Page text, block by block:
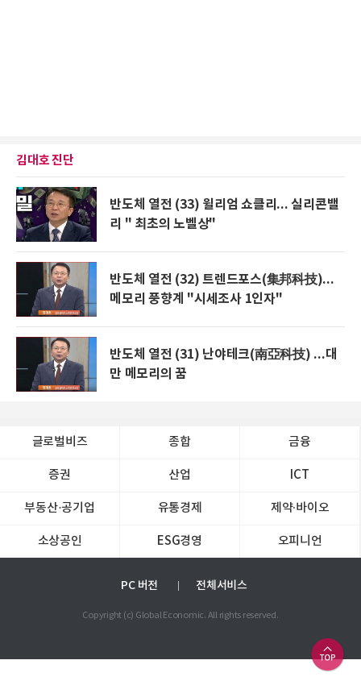
김대호 진단
반도체 열전 (33) 윌리엄 쇼클리... 실리콘밸
리 " 최초의 노벨상"
반도체 열전 (32) 트렌드포스(集邦科技)...
메모리 풍향계 "시세조사 1인자"
반도체 열전 (31) 난야테크(南亞科技) ...대
만 메모리의 꿈
글로벌비즈 종합 금융
증권 산업 ICT
부동산·공기업 유통경제 제약∙바이오
소상공인 ESG경영 오피니언
PC 버전 전체서비스
Copyright (c) Global Economic. All rights reserved.